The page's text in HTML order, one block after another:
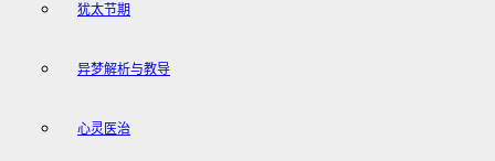
犹太节期
异梦解析与教导
心灵医治